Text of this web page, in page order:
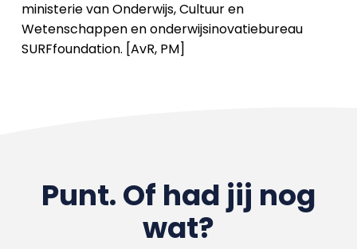
ministerie van Onderwijs, Cultuur en
Wetenschappen en onderwijsinovatiebureau
SURFfoundation. [AvR, PM]
Punt. Of had jij nog
wat?